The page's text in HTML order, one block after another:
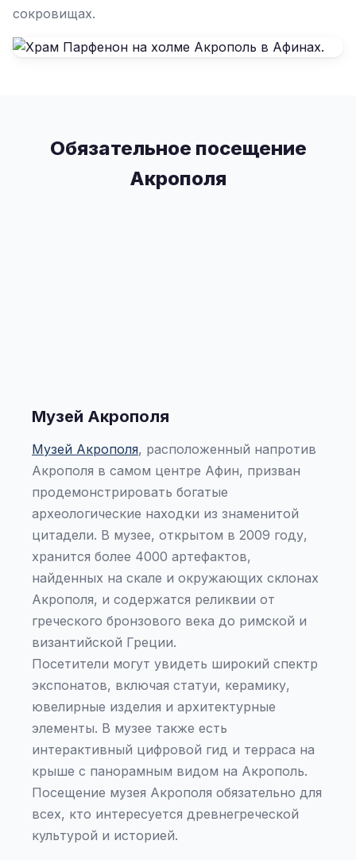
сокровищах.
Обязательное посещение
Акрополя
Музей Акрополя
Музей Акрополя, расположенный напротив
Акрополя в самом центре Афин, призван
продемонстрировать богатые
археологические находки из знаменитой
цитадели. В музее, открытом в 2009 году,
хранится более 4000 артефактов,
найденных на скале и окружающих склонах
Акрополя, и содержатся реликвии от
греческого бронзового века до римской и
византийской Греции.
Посетители могут увидеть широкий спектр
экспонатов, включая статуи, керамику,
ювелирные изделия и архитектурные
элементы. В музее также есть
интерактивный цифровой гид и терраса на
крыше с панорамным видом на Акрополь.
Посещение музея Акрополя обязательно для
всех, кто интересуется древнегреческой
культурой и историей.